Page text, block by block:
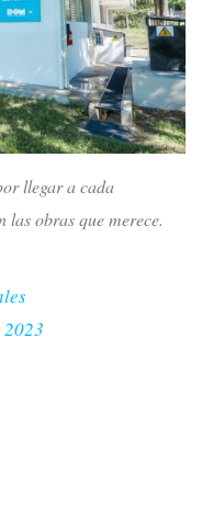
llegar a cada
obras que merece.